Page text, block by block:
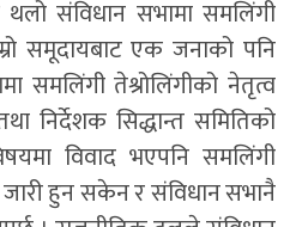
संविधान सभामा समलिंगी
समूदायबाट एक जनाको पनि
तेश्रोलिंगीको नेतृत्व
निर्देशक सिद्धान्त समितिको
विवाद भएपनि समलिंगी
जारी हुन सकेन र संविधान सभानै